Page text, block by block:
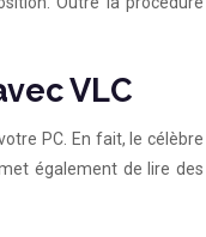
VLC
PC. En fait, le célèbre
également de lire des